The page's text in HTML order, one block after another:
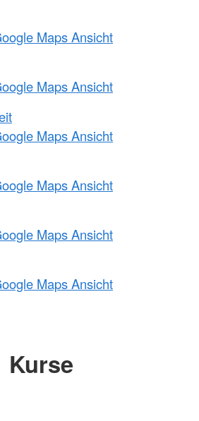
Maps Ansicht
Maps Ansicht
Maps Ansicht
Maps Ansicht
Maps Ansicht
Maps Ansicht
Kurse